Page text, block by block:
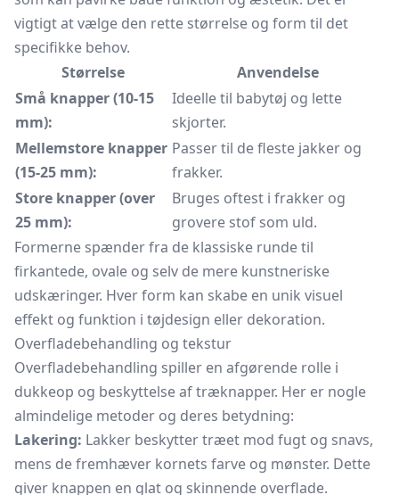
vigtigt at vælge den rette størrelse og form til det
specifikke behov.
Størrelse
Anvendelse
Små knapper (10-15
mm):
Ideelle til babytøj og lette
skjorter.
Mellemstore knapper
(15-25 mm):
Passer til de fleste jakker og
frakker.
Store knapper (over
25 mm):
Bruges oftest i frakker og
grovere stof som uld.
Formerne spænder fra de klassiske runde til
firkantede, ovale og selv de mere kunstneriske
udskæringer. Hver form kan skabe en unik visuel
effekt og funktion i tøjdesign eller dekoration.
Overfladebehandling og tekstur
Overfladebehandling spiller en afgørende rolle i
dukkeop og beskyttelse af træknapper. Her er nogle
almindelige metoder og deres betydning:
Lakering: Lakker beskytter træet mod fugt og snavs,
mens de fremhæver kornets farve og mønster. Dette
giver knappen en glat og skinnende overflade.